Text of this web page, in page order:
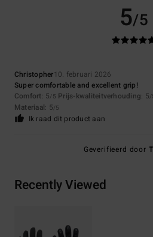
5/5
Christopher10. februari 2026
Super comfortable and excellent grip!
Comfort: 5/5 Prijs-kwaliteitverhouding: 5/
Materiaal: 5/5
Ik raad dit product aan
Geverifieerd door
Recently Viewed